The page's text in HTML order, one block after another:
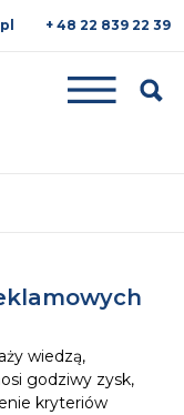
+ 48 22 839 22 39
wiedzą,
godziwy zysk,
kryteriów